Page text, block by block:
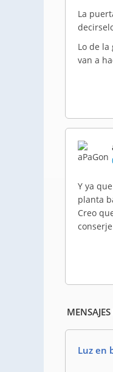
La
Lo de
van a
Y ya
planta
Creo
Luz en